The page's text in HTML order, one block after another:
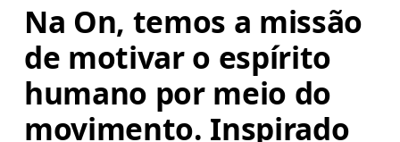
Na On, temos a missão
de motivar o espírito
humano por meio do
movimento. Inspirado